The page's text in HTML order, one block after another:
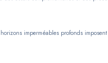
imperméables profonds